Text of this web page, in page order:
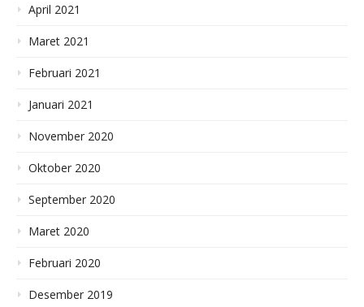
April 2021
Maret 2021
Februari 2021
Januari 2021
November 2020
Oktober 2020
September 2020
Maret 2020
Februari 2020
Desember 2019